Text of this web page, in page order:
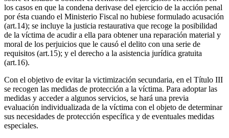
los casos en que la condena derivase del ejercicio de la acción penal
por ésta cuando el Ministerio Fiscal no hubiese formulado acusación
(art.14); se incluye la justicia restaurativa que recoge la posibilidad
de la víctima de acudir a ella para obtener una reparación material y
moral de los perjuicios que le causó el delito con una serie de
requisitos (art.15); y el derecho a la asistencia jurídica gratuita
(art.16).
Con el objetivo de evitar la victimización secundaria, en el Título III
se recogen las medidas de protección a la víctima. Para adoptar las
medidas y acceder a algunos servicios, se hará una previa
evaluación individualizada de la víctima con el objeto de determinar
sus necesidades de protección específica y de eventuales medidas
especiales.